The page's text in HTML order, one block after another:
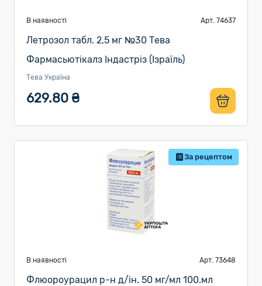
В наявності Арт. 74637
Летрозол табл. 2,5 мг №30 Тева
Фармасьютікалз Індастріз (Ізраїль)
Тева Україна
629.80 ₴
За рецептом
В наявності Арт. 73648
Флюороурацил р-н д/ін. 50 мг/мл 100.мл